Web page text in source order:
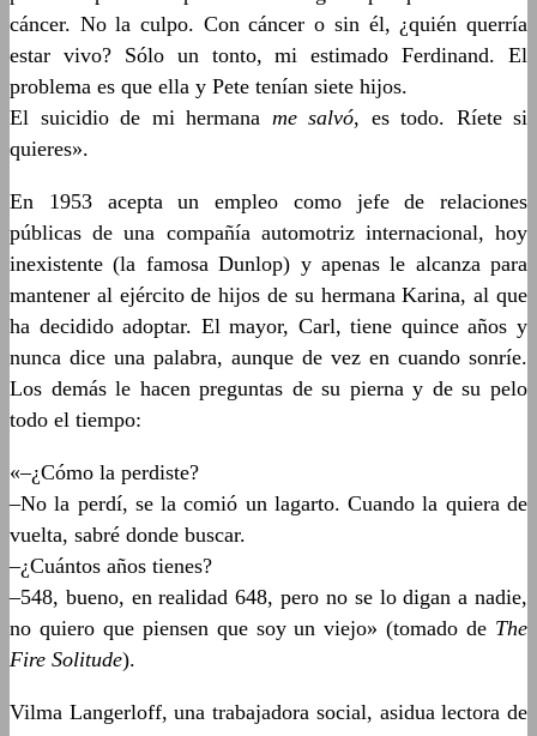
cáncer. No la culpo. Con cáncer o sin él, ¿quién querría
estar vivo? Sólo un tonto, mi estimado Ferdinand. El
problema es que ella y Pete tenían siete hijos.
El suicidio de mi hermana me salvó, es todo. Ríete si
quieres».
En 1953 acepta un empleo como jefe de relaciones
públicas de una compañía automotriz internacional, hoy
inexistente (la famosa Dunlop) y apenas le alcanza para
mantener al ejército de hijos de su hermana Karina, al que
ha decidido adoptar. El mayor, Carl, tiene quince años y
nunca dice una palabra, aunque de vez en cuando sonríe.
Los demás le hacen preguntas de su pierna y de su pelo
todo el tiempo:
«–¿Cómo la perdiste?
–No la perdí, se la comió un lagarto. Cuando la quiera de
vuelta, sabré donde buscar.
–¿Cuántos años tienes?
–548, bueno, en realidad 648, pero no se lo digan a nadie,
no quiero que piensen que soy un viejo» (tomado de The
Fire Solitude).
Vilma Langerloff, una trabajadora social, asidua lectora de